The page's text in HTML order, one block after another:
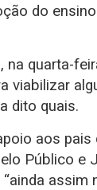
do
na quarta-
viabilizar
dito quais.
aos pais
Público e
assim